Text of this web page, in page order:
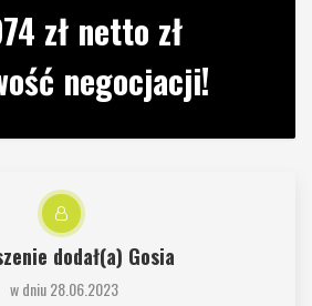
zł netto zł
negocjacji!
dodał(a) Gosia
w dniu 28.06.2023